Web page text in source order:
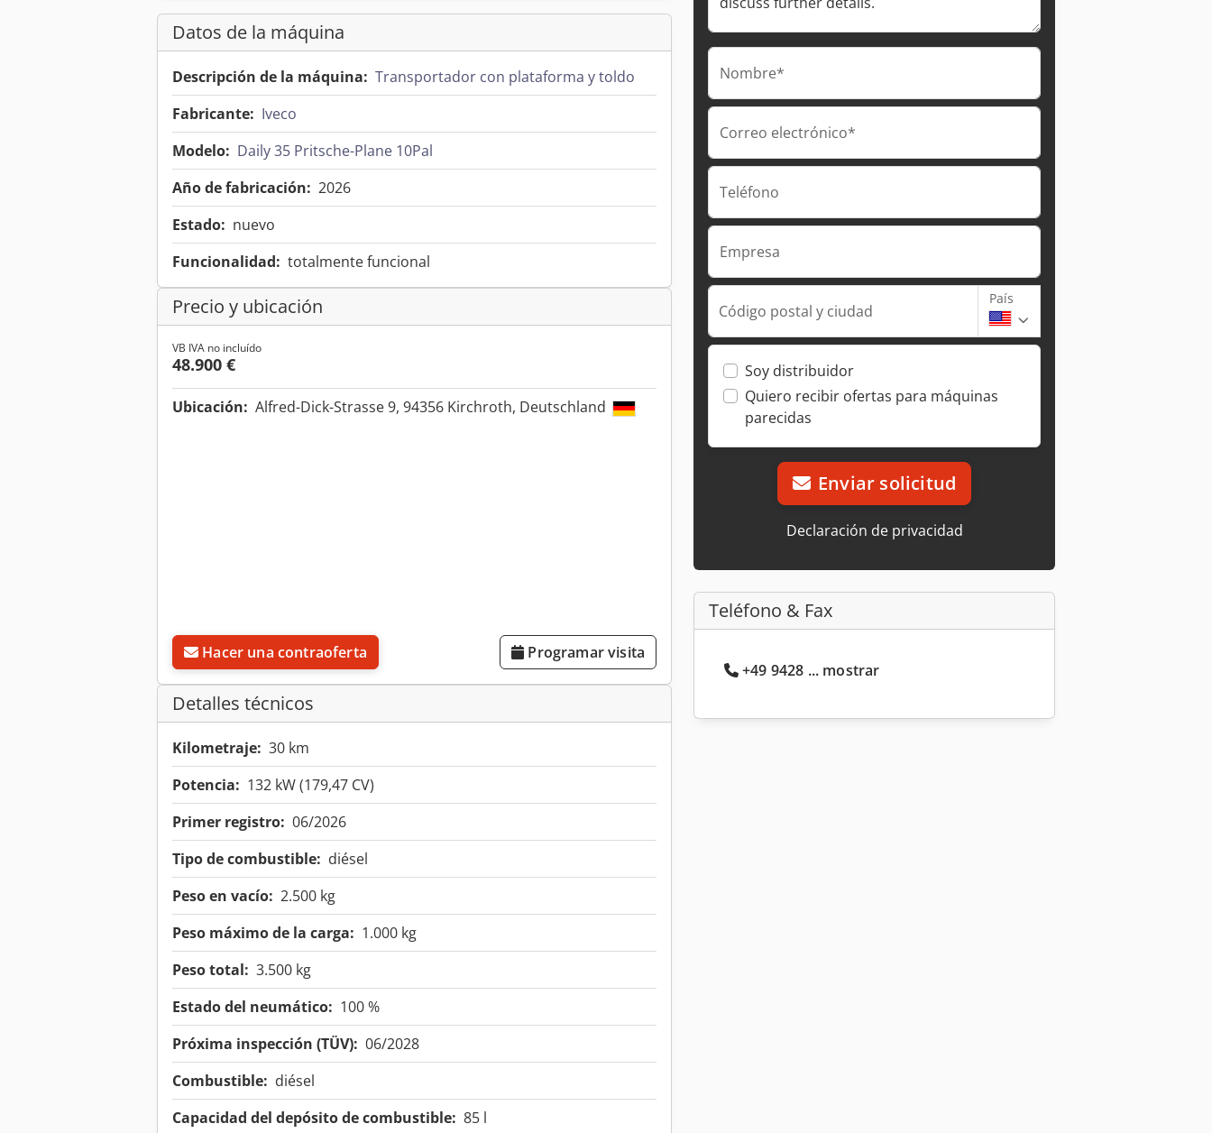
Datos de la máquina
Descripción de la máquina: Transportador con plataforma y toldo
Fabricante: Iveco
Modelo: Daily 35 Pritsche-Plane 10Pal
Año de fabricación: 2026
Estado: nuevo
Funcionalidad: totalmente funcional
Precio y ubicación
VB IVA no incluído
48.900 €
Ubicación: Alfred-Dick-Strasse 9, 94356 Kirchroth, Deutschland
Hacer una contraoferta Programar visita
Detalles técnicos
Kilometraje: 30 km
Potencia: 132 kW (179,47 CV)
Primer registro: 06/2026
Tipo de combustible: diésel
Peso en vacío: 2.500 kg
Peso máximo de la carga: 1.000 kg
Peso total: 3.500 kg
Estado del neumático: 100 %
Próxima inspección (TÜV): 06/2028
Combustible: diésel
Capacidad del depósito de combustible: 85 l
Nombre*
Correo electrónico*
Teléfono
Empresa
Código postal y ciudad
País
Soy distribuidor
Quiero recibir ofertas para máquinas
parecidas
Enviar solicitud
Declaración de privacidad
Teléfono & Fax
+49 9428 ... mostrar